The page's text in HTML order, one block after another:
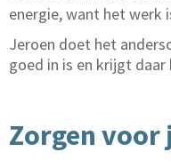
energie, want het werk
Jeroen doet het
goed in is en krijgt daar
Zorgen voor